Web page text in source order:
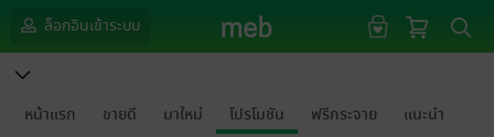
ล็อกอินเข้าระบบ
หน้าแรก ขายดี มาใหม่ โปรโมชัน ฟรีกระจาย แนะนำ